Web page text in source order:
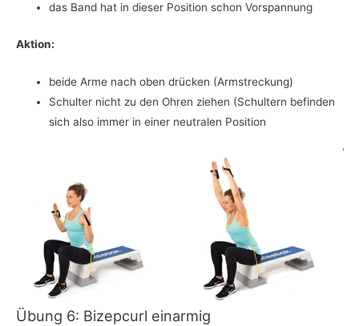
das Band hat in dieser Position schon Vorspannung
Aktion:
beide Arme nach oben drücken (Armstreckung)
Schulter nicht zu den Ohren ziehen (Schultern befinden
sich also immer in einer neutralen Position
Übung 6: Bizepcurl einarmig